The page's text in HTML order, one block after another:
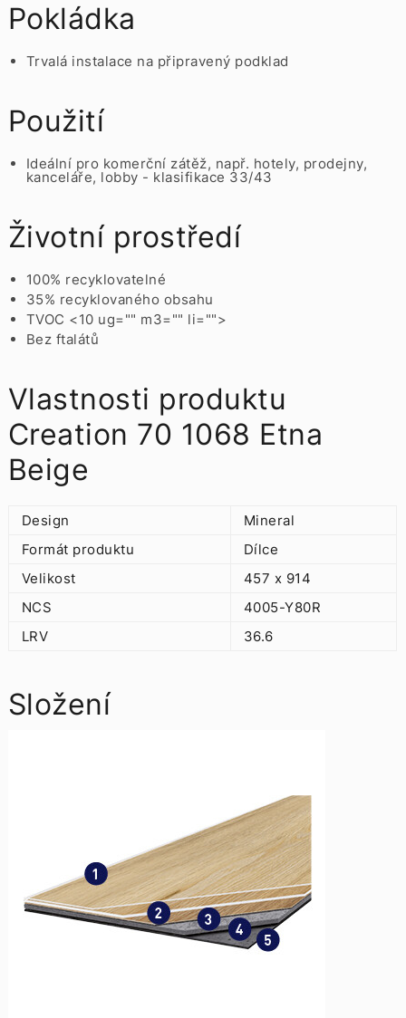
Pokládka
Trvalá instalace na připravený podklad
Použití
Ideální pro komerční zátěž, např. hotely, prodejny,
kanceláře, lobby - klasifikace 33/43
Životní prostředí
100% recyklovatelné
35% recyklovaného obsahu
TVOC <10 ug="" m3="" li="">
Bez ftalátů
Vlastnosti produktu
Creation 70 1068 Etna
Beige
Design
Mineral
Formát produktu
Dílce
Velikost
457 x 914
NCS
4005-Y80R
LRV
36.6
Složení